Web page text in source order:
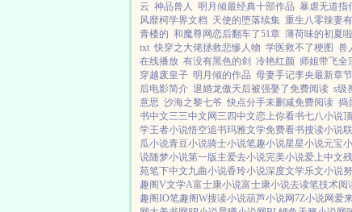
云 神品兽人 明月倾最经典十部作品 暴虐无道指
风靡柯学界文档 天使的堕落续集 重生八零辣妻
青楼的 和魔尊网恋后翻车了51章 薄荷味的初夏
txt 快穿之大佬拯救悲惨人物 学医救不了梗图 兽
在线播放 有没有黑色的剑 冷艳红颜 师姐带飞全
穿越废皇子 明月倾的作品 母妻手记李央最新章
后电影简介 退婚龙傲天后被强娶了免费阅读 s级
意思 沙海之黎七爷 快点分手未删减免费阅读 捣
书中文三三中文网 三四中文恋上你看书七八小说
学王者小说悟空追书玛雅文学免费看书搜读小说
瓜小说青豆小说骑士小说笔趣小说星星小说元宝
说随梦小说第一版主爱去小说完美小说爱上中文
苑笔下中文九曲小说香玲小说深度文学乐文小说
趣阁V文学A富士康小说富士康小说去读笔技术阅
趣阁IO笔趣阁W搜读小说葫芦小说网7Z小说网爱